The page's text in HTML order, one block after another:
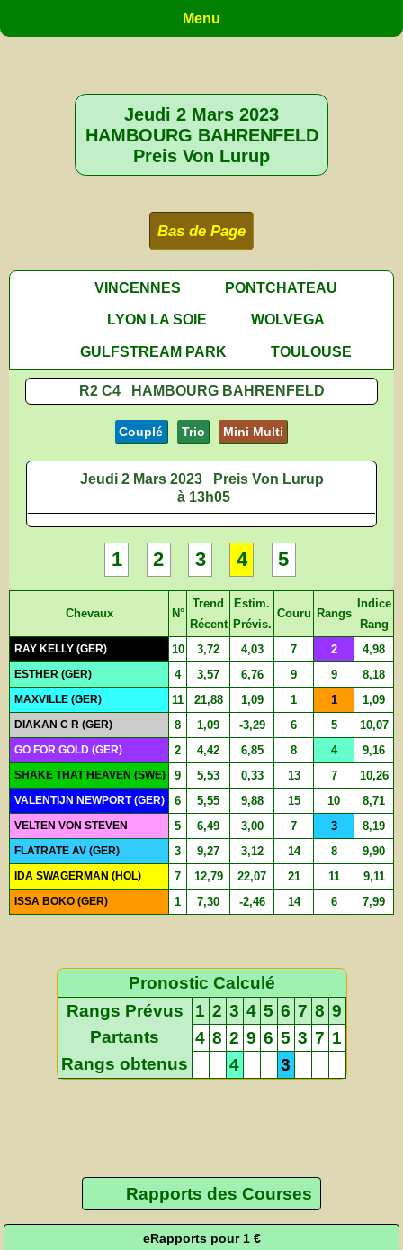
Menu
Jeudi 2 Mars 2023
HAMBOURG BAHRENFELD
Preis Von Lurup
Bas de Page
VINCENNES
PONTCHATEAU
LYON LA SOIE
WOLVEGA
GULFSTREAM PARK
TOULOUSE
R2 C4 HAMBOURG BAHRENFELD
Couplé Trio Mini Multi
Jeudi 2 Mars 2023
Preis Von Lurup
à 13h05
1 2 3 4 5
Chevaux N°
Trend
Récent
Estim.
Prévis.
Couru Rangs
Indice
Rang
RAY KELLY (GER) 10 3,72 4,03 7 2 4,98
ESTHER (GER) 4 3,57 6,76 9 9 8,18
MAXVILLE (GER) 11 21,88 1,09 1 1 1,09
DIAKAN C R (GER) 8 1,09 -3,29 6 5 10,07
GO FOR GOLD (GER) 2 4,42 6,85 8 4 9,16
SHAKE THAT HEAVEN (SWE) 9 5,53 0,33 13 7 10,26
VALENTIJN NEWPORT (GER) 6 5,55 9,88 15 10 8,71
VELTEN VON STEVEN 5 6,49 3,00 7 3 8,19
FLATRATE AV (GER) 3 9,27 3,12 14 8 9,90
IDA SWAGERMAN (HOL) 7 12,79 22,07 21 11 9,11
ISSA BOKO (GER) 1 7,30 -2,46 14 6 7,99
Pronostic Calculé
Rangs Prévus
1 2 3 4 5 6 7 8 9
Partants
4 8 2 9 6 5 3 7 1
Rangs obtenus
4 3
Rapports des Courses
eRapports pour 1 €